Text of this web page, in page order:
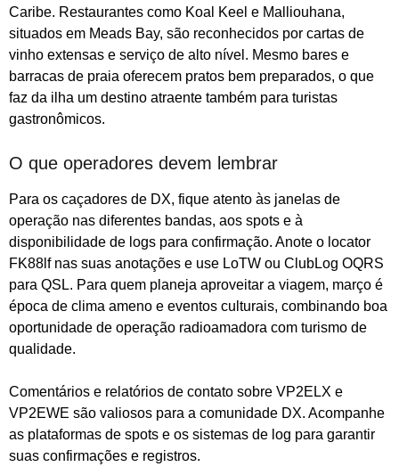
Caribe. Restaurantes como Koal Keel e Malliouhana,
situados em Meads Bay, são reconhecidos por cartas de
vinho extensas e serviço de alto nível. Mesmo bares e
barracas de praia oferecem pratos bem preparados, o que
faz da ilha um destino atraente também para turistas
gastronômicos.
O que operadores devem lembrar
Para os caçadores de DX, fique atento às janelas de
operação nas diferentes bandas, aos spots e à
disponibilidade de logs para confirmação. Anote o locator
FK88lf nas suas anotações e use LoTW ou ClubLog OQRS
para QSL. Para quem planeja aproveitar a viagem, março é
época de clima ameno e eventos culturais, combinando boa
oportunidade de operação radioamadora com turismo de
qualidade.
Comentários e relatórios de contato sobre VP2ELX e
VP2EWE são valiosos para a comunidade DX. Acompanhe
as plataformas de spots e os sistemas de log para garantir
suas confirmações e registros.